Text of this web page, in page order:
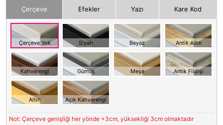
Çerçeve Efekler Yazı Kare Kod
Çerçeve Yok Siyah Beyaz Antik Altın
Kahverengi Gümüş Meşe Antik Fildişi
Altın Açık Kahverengi
Not: Çerçeve genişliği her yönde +3cm, yüksekliği 3cm olmaktadır